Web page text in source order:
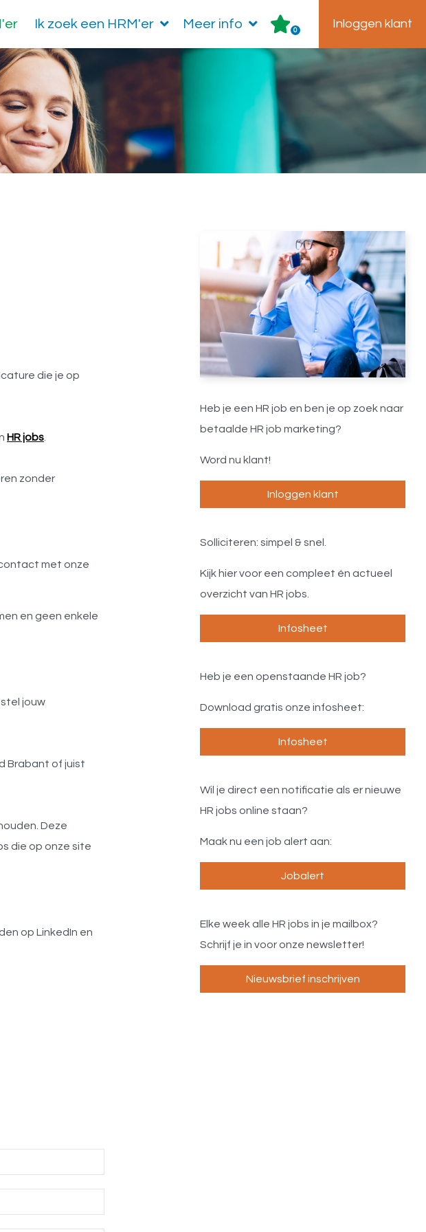
Ik zoek een HRM'er Meer info 0 Inloggen klant
die je op
HR jobs
zonder
met onze
en geen enkele
jouw
Brabant of juist
Deze
die op onze site
op LinkedIn en
Heb je een HR job en ben je op zoek naar
betaalde HR job marketing?
Word nu klant!
Inloggen klant
Solliciteren: simpel & snel.
Kijk hier voor een compleet én actueel
overzicht van HR jobs.
Infosheet
Heb je een openstaande HR job?
Download gratis onze infosheet:
Infosheet
Wil je direct een notificatie als er nieuwe
HR jobs online staan?
Maak nu een job alert aan:
Jobalert
Elke week alle HR jobs in je mailbox?
Schrijf je in voor onze newsletter!
Nieuwsbrief inschrijven